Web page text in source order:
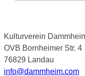
Kulturverein
OVB Bornheimer Str. 4
76829 Landau
info@dammheim.com